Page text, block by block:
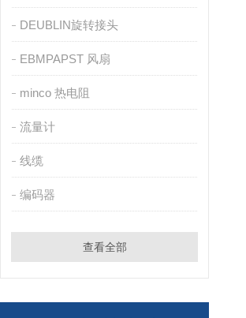
DEUBLIN旋转接头
EBMPAPST 风扇
minco 热电阻
流量计
线缆
编码器
查看全部